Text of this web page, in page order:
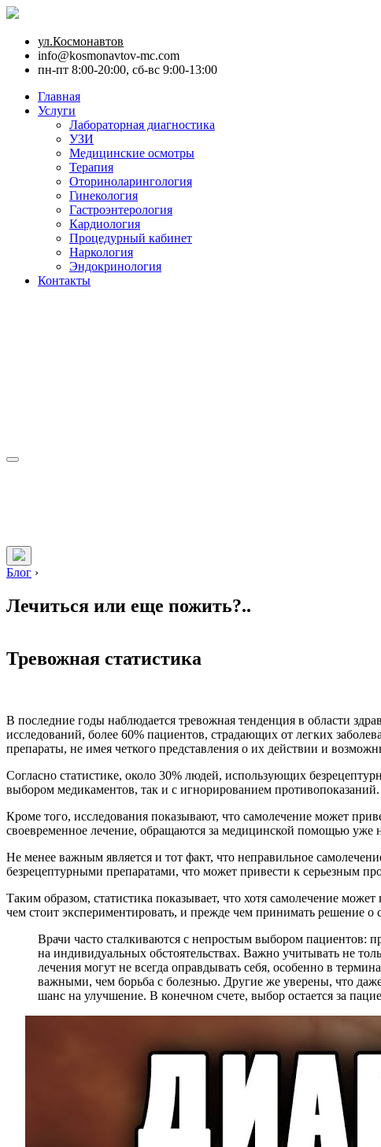
ул.Космонавтов
info@kosmonavtov-mc.com
пн-пт 8:00-20:00, сб-вс 9:00-13:00
Главная
Услуги
Лабораторная диагностика
УЗИ
Медицинские осмотры
Терапия
Оториноларингология
Гинекология
Гастроэнтерология
Кардиология
Процедурный кабинет
Наркология
Эндокринология
Контакты
Блог ›
Лечиться или еще пожить?..
Тревожная статистика
В последние годы наблюдается тревожная тенденция в области
исследований, более 60% пациентов, страдающих от легких
препараты, не имея четкого представления о их действии и
Согласно статистике, около 30% людей, использующих
выбором медикаментов, так и с игнорированием
Кроме того, исследования показывают, что самолечение может
своевременное лечение, обращаются за медицинской помощью уже
Не менее важным является и тот факт, что неправильное
безрецептурными препаратами, что может привести к серьезным
Таким образом, статистика показывает, что хотя самолечение
чем стоит экспериментировать, и прежде чем принимать решение о
Врачи часто сталкиваются с непростым выбором пациентов:
на индивидуальных обстоятельствах. Важно учитывать не
лечения могут не всегда оправдывать себя, особенно в
важными, чем борьба с болезнью. Другие же уверены, что
шанс на улучшение. В конечном счете, выбор остается за